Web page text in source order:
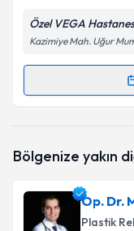
Kişisel
Metni'ni
kapsamda
Özel VEGA
Kazimiye Mah. Uğur
Randevu
takvimi talebi
bilgilendireceğiz.
E-posta
Bölgenize yakın
Op. Dr.
Plastik